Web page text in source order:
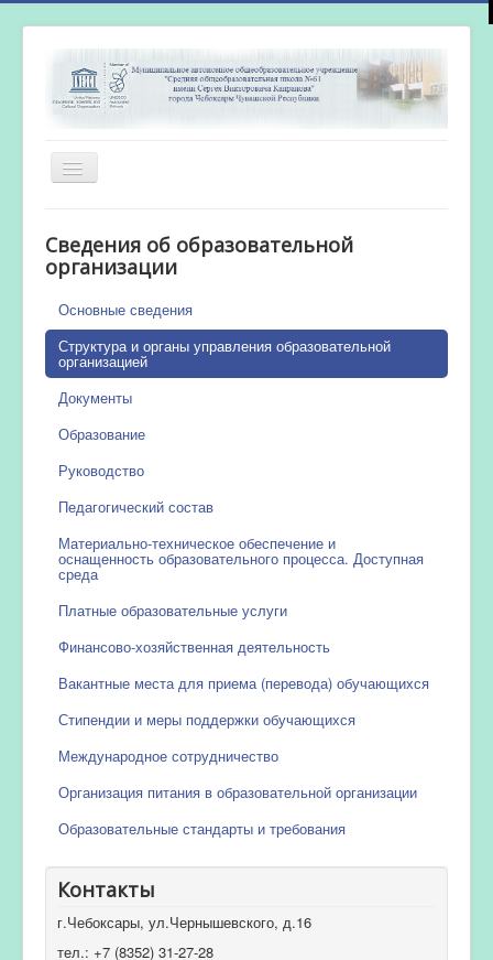
Включить/
выключить
Новости
Работа бассейна
Сведения об образовательной
организации
Основные сведения
Структура и органы управления образовательной
организацией
Документы
Образование
Руководство
Педагогический состав
Материально-техническое обеспечение и
оснащенность образовательного процесса. Доступная
среда
Платные образовательные услуги
Финансово-хозяйственная деятельность
Вакантные места для приема (перевода) обучающихся
Стипендии и меры поддержки обучающихся
Международное сотрудничество
Организация питания в образовательной организации
Образовательные стандарты и требования
Контакты
г.Чебоксары, ул.Чернышевского, д.16
тел.: +7 (8352) 31-27-28